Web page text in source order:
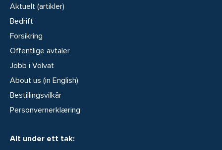
Aktuelt (artikler)
Bedrift
Forsikring
Offentlige avtaler
Jobb i Volvat
About us (in English)
Bestillingsvilkår
Personvernerklæring
Alt under ett tak: